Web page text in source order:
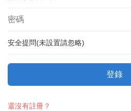
安全提問(未設置請忽略)
登錄
還沒有註冊？